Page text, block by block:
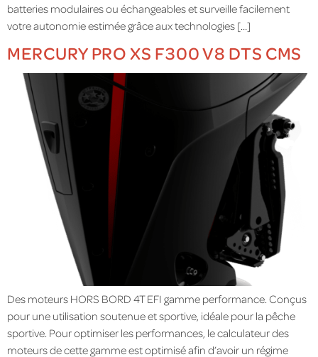
batteries modulaires ou échangeables et surveille facilement
votre autonomie estimée grâce aux technologies […]
MERCURY PRO XS F300 V8 DTS CMS
Des moteurs HORS BORD 4T EFI gamme performance. Conçus
pour une utilisation soutenue et sportive, idéale pour la pêche
sportive. Pour optimiser les performances, le calculateur des
moteurs de cette gamme est optimisé afin d’avoir un régime